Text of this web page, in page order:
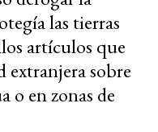
las tierras
artículos que
sobre
o en zonas de